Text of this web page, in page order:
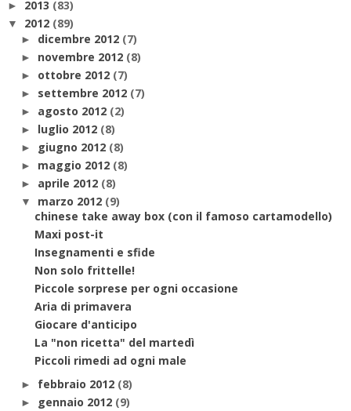
► 2013 (83)
▼ 2012 (89)
► dicembre 2012 (7)
► novembre 2012 (8)
► ottobre 2012 (7)
► settembre 2012 (7)
► agosto 2012 (2)
► luglio 2012 (8)
► giugno 2012 (8)
► maggio 2012 (8)
► aprile 2012 (8)
▼ marzo 2012 (9)
chinese take away box (con il famoso cartamodello)
Maxi post-it
Insegnamenti e sfide
Non solo frittelle!
Piccole sorprese per ogni occasione
Aria di primavera
Giocare d'anticipo
La "non ricetta" del martedì
Piccoli rimedi ad ogni male
► febbraio 2012 (8)
► gennaio 2012 (9)